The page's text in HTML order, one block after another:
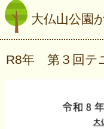
大仏山公園
R8年 第３回テ